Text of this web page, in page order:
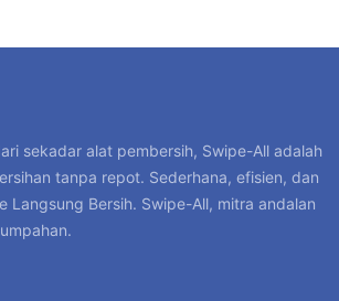
sekadar alat pembersih, Swipe-All adalah
tanpa repot. Sederhana, efisien, dan
Langsung Bersih. Swipe-All, mitra andalan